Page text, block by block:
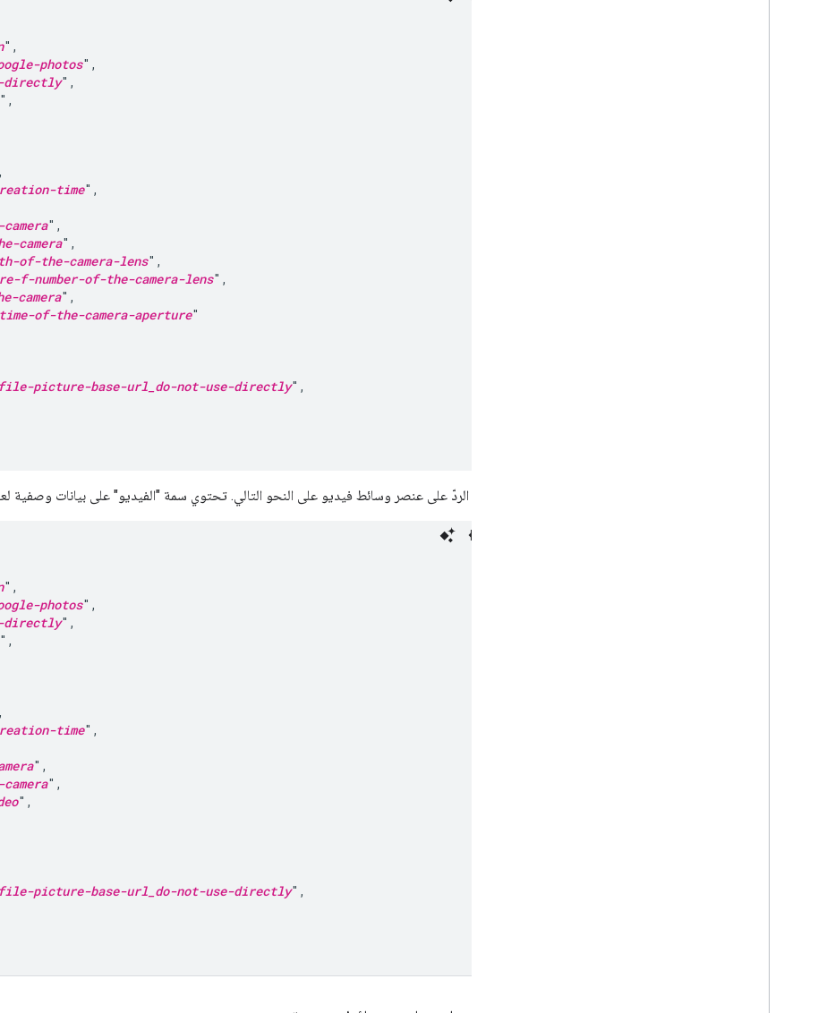
",
photos",
directly",
",
time",
",
camera",
of-the-camera-lens",
f-number-of-the-camera-lens",
camera",
of-the-camera-aperture"
picture-base-url_do-not-use-directly",
يظهر الردّ على عنصر وسائط فيديو على النحو التالي. تحتوي سمة "الفيديو" على بيانات وصفية
",
photos",
directly",
",
time",
",
",
",
picture-base-url_do-not-use-directly",